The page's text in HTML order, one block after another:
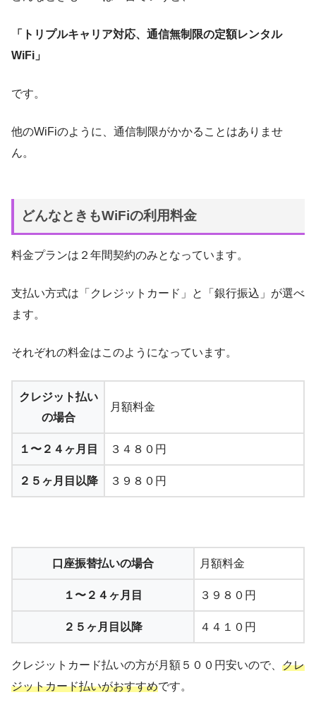
「トリプルキャリア対応、通信無制限の定額レンタル
WiFi」
です。
他のWiFiのように、通信制限がかかることはありませ
ん。
どんなときもWiFiの利用料金
料金プランは２年間契約のみとなっています。
支払い方式は「クレジットカード」と「銀行振込」が選べ
ます。
それぞれの料金はこのようになっています。
クレジット払い
の場合
月額料金
１〜２４ヶ月目 ３４８０円
２５ヶ月目以降 ３９８０円
口座振替払いの場合 月額料金
１〜２４ヶ月目 ３９８０円
２５ヶ月目以降 ４４１０円
クレジットカード払いの方が月額５００円安いので、 クレ
ジットカード払いがおすすめです。